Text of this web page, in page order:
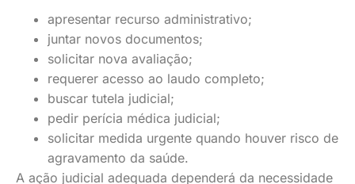
apresentar recurso administrativo;
juntar novos documentos;
solicitar nova avaliação;
requerer acesso ao laudo completo;
buscar tutela judicial;
pedir perícia médica judicial;
solicitar medida urgente quando houver risco de
agravamento da saúde.
A ação judicial adequada dependerá da necessidade